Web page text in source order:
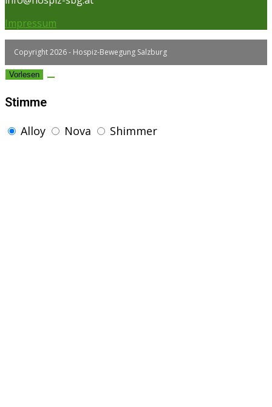
Impressum
Copyright 2026 - Hospiz-Bewegung Salzburg
Vorlesen
Stimme
Alloy
Nova Shimmer